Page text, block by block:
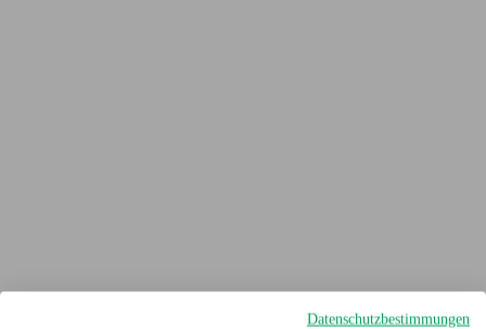
Datenschutzbestimmungen